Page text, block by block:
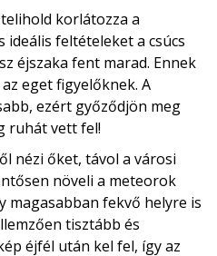
korlátozza a
ideális feltételeket a csúcs
éjszaka fent marad. Ennek
eget figyelőknek. A
ezért győződjön meg
ruhát vett fel!
nézi őket, távol a városi
növeli a meteorok
magasabban fekvő helyre is
tisztább és
éjfél után kel fel, így az